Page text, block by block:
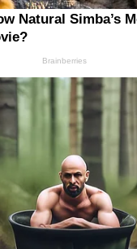
Natural Simba’s
Brainberries